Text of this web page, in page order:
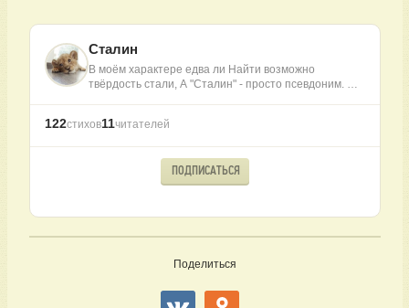
Сталин
В моём характере едва ли Найти возможно
твёрдость стали, А "Сталин" - просто псевдоним. …
122стихов11читателей
ПОДПИСАТЬСЯ
Поделиться